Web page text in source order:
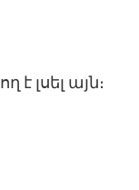
լսել այն։